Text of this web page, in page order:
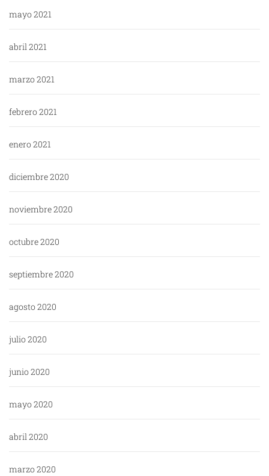
mayo 2021
abril 2021
marzo 2021
febrero 2021
enero 2021
diciembre 2020
noviembre 2020
octubre 2020
septiembre 2020
agosto 2020
julio 2020
junio 2020
mayo 2020
abril 2020
marzo 2020